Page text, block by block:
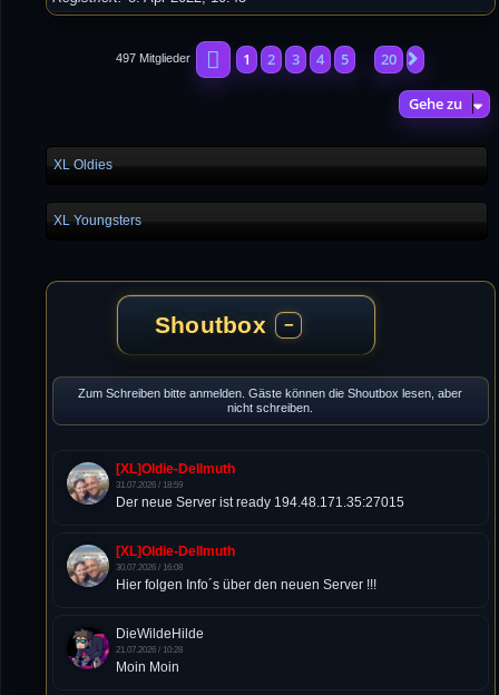
497 Mitglieder Seite1von20
1 2 3 4 5 20
Gehe zu
XL Oldies
XL Youngsters
Shoutbox −
Zum Schreiben bitte anmelden. Gäste können die Shoutbox lesen, aber
nicht schreiben.
[XL]Oldie-Dellmuth
31.07.2026 / 18:59
Der neue Server ist ready 194.48.171.35:27015
[XL]Oldie-Dellmuth
30.07.2026 / 16:08
Hier folgen Info´s über den neuen Server !!!
DieWildeHilde
21.07.2026 / 10:28
Moin Moin